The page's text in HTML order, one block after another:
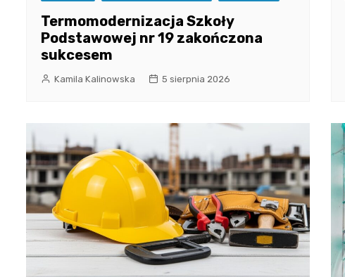
Termomodernizacja Szkoły
Podstawowej nr 19 zakończona
sukcesem
Kamila Kalinowska 5 sierpnia 2026